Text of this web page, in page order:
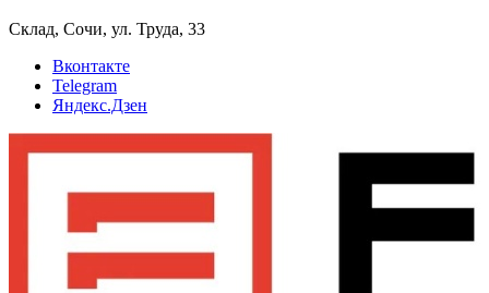
Склад, Сочи, ул. Труда, 33
Вконтакте
Telegram
Яндекс.Дзен